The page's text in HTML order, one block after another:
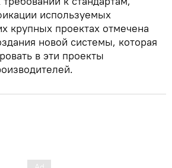
используемых
крупных проектах отмечена
новой системы, которая
в эти проекты